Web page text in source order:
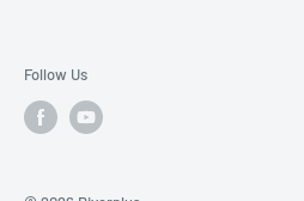
AMR
Accessory
Follow Us